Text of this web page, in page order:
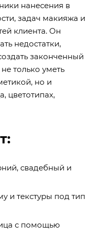
нанесения в
задач макияжа и
клиента. Он
недостатки,
законченный
только уметь
но и
цветотипах,
свадебный и
и текстуры под тип
с помощью